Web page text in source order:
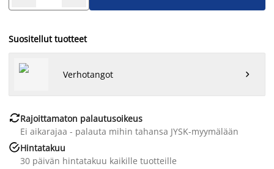
Suositellut tuotteet
Verhotangot 
Rajoittamaton palautusoikeus
Ei aikarajaa - palauta mihin tahansa JYSK-myymälään
Hintatakuu
30 päivän hintatakuu kaikille tuotteille